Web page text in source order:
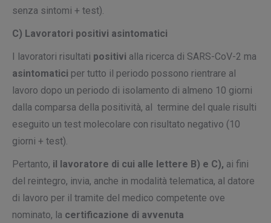
senza sintomi + test).
C) Lavoratori positivi asintomatici
I lavoratori risultati positivi alla ricerca di SARS-CoV-2 ma
asintomatici per tutto il periodo possono rientrare al
lavoro dopo un periodo di isolamento di almeno 10 giorni
dalla comparsa della positività, al termine del quale risulti
eseguito un test molecolare con risultato negativo (10
giorni + test).
Pertanto, il lavoratore di cui alle lettere B) e C), ai fini
del reintegro, invia, anche in modalità telematica, al datore
di lavoro per il tramite del medico competente ove
nominato, la certificazione di avvenuta